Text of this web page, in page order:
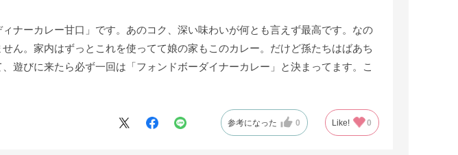
ナーカレー甘口」です。あのコク、深い味わいが何とも言えず最高です。なの
ん。家内はずっとこれを使ってて娘の家もこのカレー。だけど孫たちはばあち
遊びに来たら必ず一回は「フォンドボーダイナーカレー」と決まってます。こ
参考になった 0 Like! 0